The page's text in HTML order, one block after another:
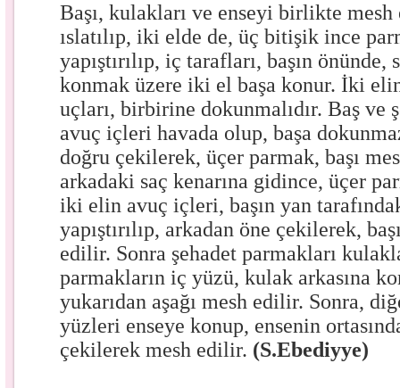
Başı, kulakları ve enseyi birlikte
ıslatılıp, iki elde de, üç bitişik ince
yapıştırılıp, iç tarafları, başın önünde,
konmak üzere iki el başa konur. İki
uçları, birbirine dokunmalıdır. Baş ve
avuç içleri havada olup, başa
doğru çekilerek, üçer parmak, başı
arkadaki saç kenarına gidince, üçer
iki elin avuç içleri, başın yan
yapıştırılıp, arkadan öne çekilerek,
edilir. Sonra şehadet parmakları
parmakların iç yüzü, kulak arkasına
yukarıdan aşağı mesh edilir. Sonra,
yüzleri enseye konup, ensenin
çekilerek mesh edilir. (S.Ebediyye)